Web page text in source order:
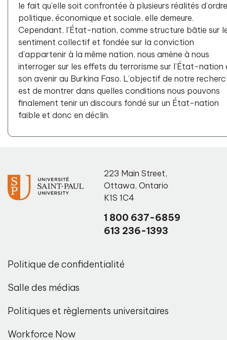
le fait qu’elle soit confrontée à plusieurs réalités d’ordre
politique, économique et sociale, elle demeure.
Cependant, l’État-nation, comme structure bâtie sur
sentiment collectif et fondée sur la conviction
d’appartenir à la même nation, nous amène à nous
interroger sur les effets du terrorisme sur l’État-nation
son avenir au Burkina Faso. L’objectif de notre
est de montrer dans quelles conditions nous pouvons
finalement tenir un discours fondé sur un État-nation
faible et donc en déclin.
223 Main Street,
Ottawa, Ontario
K1S 1C4
1 800 637-6859
613 236-1393
Politique de confidentialité
Salle des médias
Politiques et règlements universitaires
Workforce Now